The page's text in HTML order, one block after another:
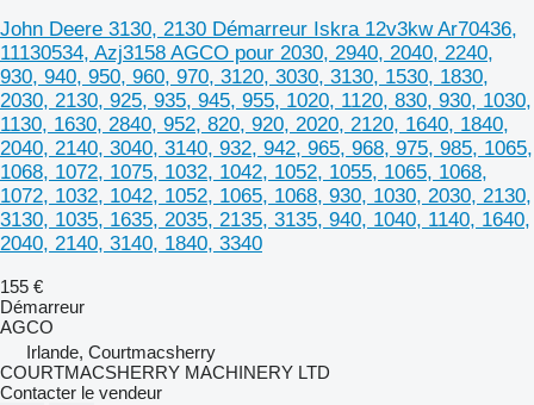
John Deere 3130, 2130 Démarreur Iskra 12v3kw Ar70436,
11130534, Azj3158 AGCO pour 2030, 2940, 2040, 2240,
930, 940, 950, 960, 970, 3120, 3030, 3130, 1530, 1830,
2030, 2130, 925, 935, 945, 955, 1020, 1120, 830, 930, 1030,
1130, 1630, 2840, 952, 820, 920, 2020, 2120, 1640, 1840,
2040, 2140, 3040, 3140, 932, 942, 965, 968, 975, 985, 1065,
1068, 1072, 1075, 1032, 1042, 1052, 1055, 1065, 1068,
1072, 1032, 1042, 1052, 1065, 1068, 930, 1030, 2030, 2130,
3130, 1035, 1635, 2035, 2135, 3135, 940, 1040, 1140, 1640,
2040, 2140, 3140, 1840, 3340
155 €
Démarreur
AGCO
Irlande, Courtmacsherry
COURTMACSHERRY MACHINERY LTD
Contacter le vendeur